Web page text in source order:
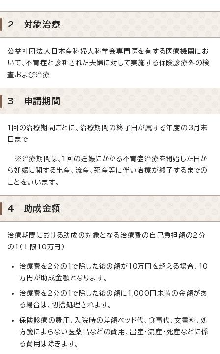
2 対象治療
公益社団法人日本産科婦人科学会専門医を有する医療機関にお
いて、不育症と診断された夫婦に対して実施する保険診療外の検
査および治療
3 申請期間
1回の治療期間ごとに、治療期間の終了日が属する年度の3月末
日まで
※治療期間は、1回の妊娠にかかる不育症治療を開始した日か
ら妊娠に関する出産、流産、死産等に伴い治療が終了するまでの
ことをいいます。
4 助成金額
治療期間における助成の対象となる治療費の自己負担額の2分
の1（上限10万円）
治療費を2分の1で除した後の額が10万円を超える場合、10
万円が助成金額となります。
治療費を2分の1で除した後の額に1,000円未満の金額があ
る場合は、切捨処理されます。
保険診療の費用、入院時の差額ベッド代、食事代、文書料、処
方箋によらない医薬品などの費用、出産・流産・死産などに係
る費用は除きます。